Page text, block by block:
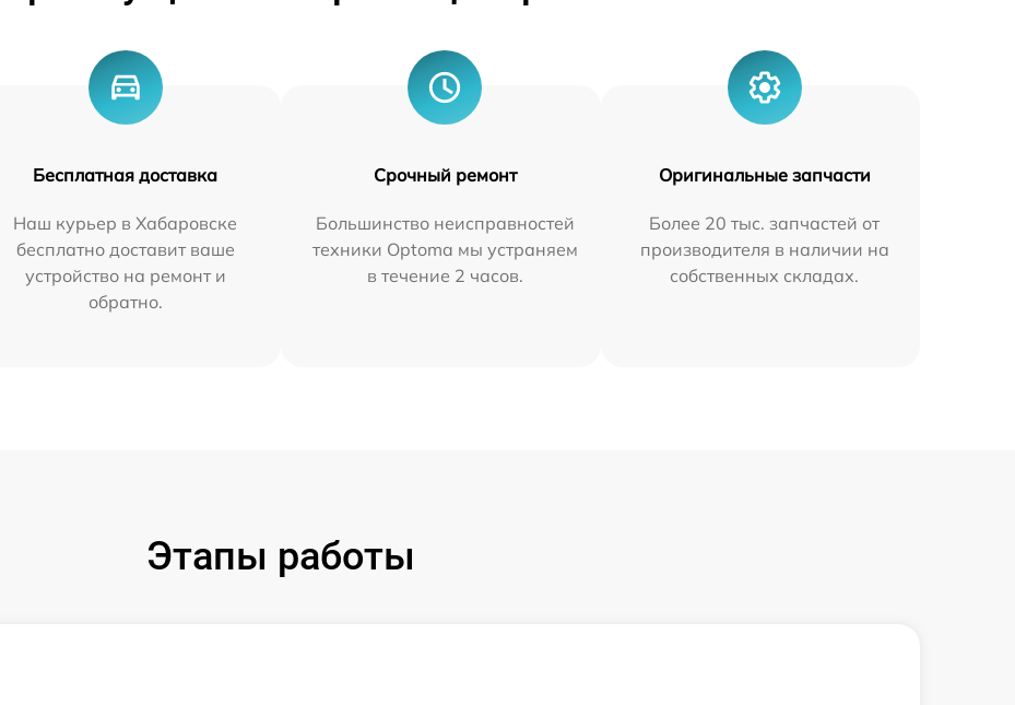
Бесплатная доставка
Наш курьер в Хабаровске
бесплатно доставит ваше
устройство на ремонт и
обратно.
Срочный ремонт
Большинство неисправностей
техники Optoma мы устраняем
в течение 2 часов.
Оригинальные запчасти
Более 20 тыс. запчастей от
производителя в наличии на
собственных складах.
Этапы работы